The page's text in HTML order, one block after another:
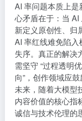
AI 率问题本质上
心矛盾在于：当 AI
新定义原创性、归
AI 率红线难免陷
失序。真正的解
需坚守 “过程透明
向”，创作领域应鼓
未来，随着大模型
内容价值的核心指
诚信与技术伦理的